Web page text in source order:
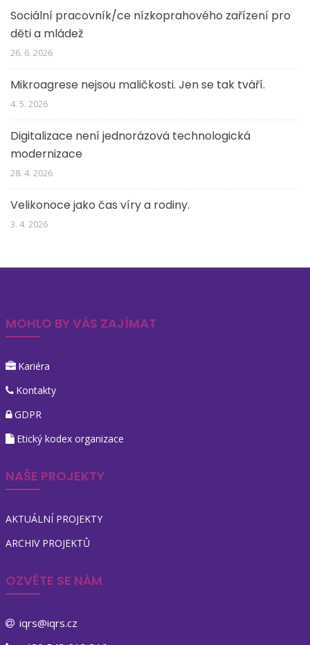
Sociální pracovník/ce nízkoprahového zařízení pro
děti a mládež
26. 6. 2026
Mikroagrese nejsou maličkosti. Jen se tak tváří.
4. 5. 2026
Digitalizace není jednorázová technologická
modernizace
28. 4. 2026
Velikonoce jako čas víry a rodiny.
3. 4. 2026
MOHLO BY VÁS ZAJÍMAT
Kariéra
Kontakty
GDPR
Etický kodex organizace
NAŠE PROJEKTY
AKTUÁLNÍ PROJEKTY
ARCHIV PROJEKTŮ
OZVĚTE SE NÁM
iqrs@iqrs.cz